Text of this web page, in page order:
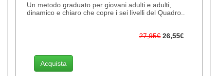
Un metodo graduato per giovani adulti e adulti,
dinamico e chiaro che copre i sei livelli del Quadro..
27,95€ 26,55€
Acquista